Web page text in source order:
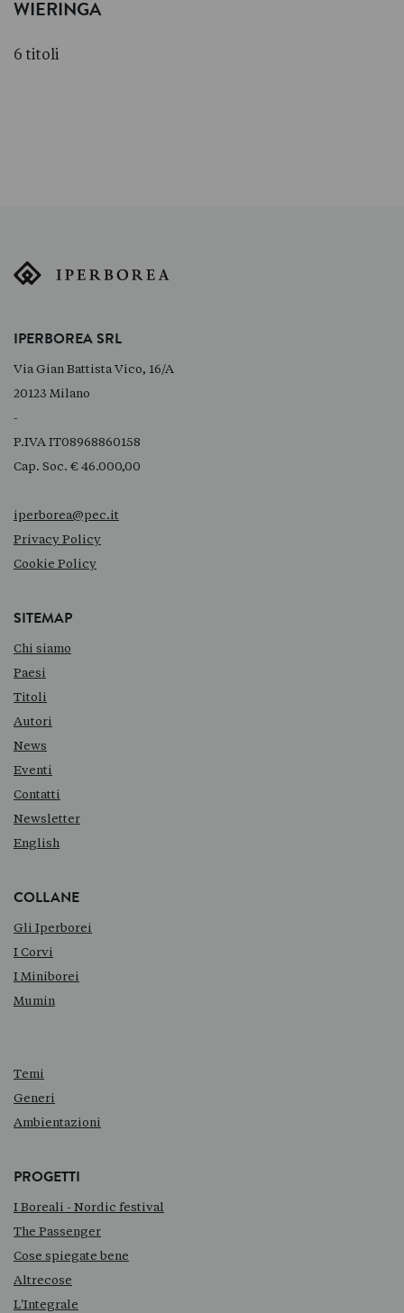
WIERINGA
6 titoli
IPERBOREA SRL
Via Gian Battista Vico, 16/A
20123 Milano
-
P.IVA IT08968860158
Cap. Soc. € 46.000,00
iperborea@pec.it
Privacy Policy
Cookie Policy
SITEMAP
Chi siamo
Paesi
Titoli
Autori
News
Eventi
Contatti
Newsletter
English
COLLANE
Gli Iperborei
I Corvi
I Miniborei
Mumin
Temi
Generi
Ambientazioni
PROGETTI
I Boreali - Nordic festival
The Passenger
Cose spiegate bene
Altrecose
L'Integrale